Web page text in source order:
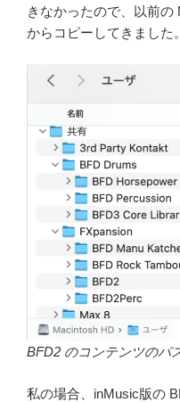
きなかったので、以前
からコピーしてきました。
BFD2 のコンテンツのパ
私の場合、inMusic版の